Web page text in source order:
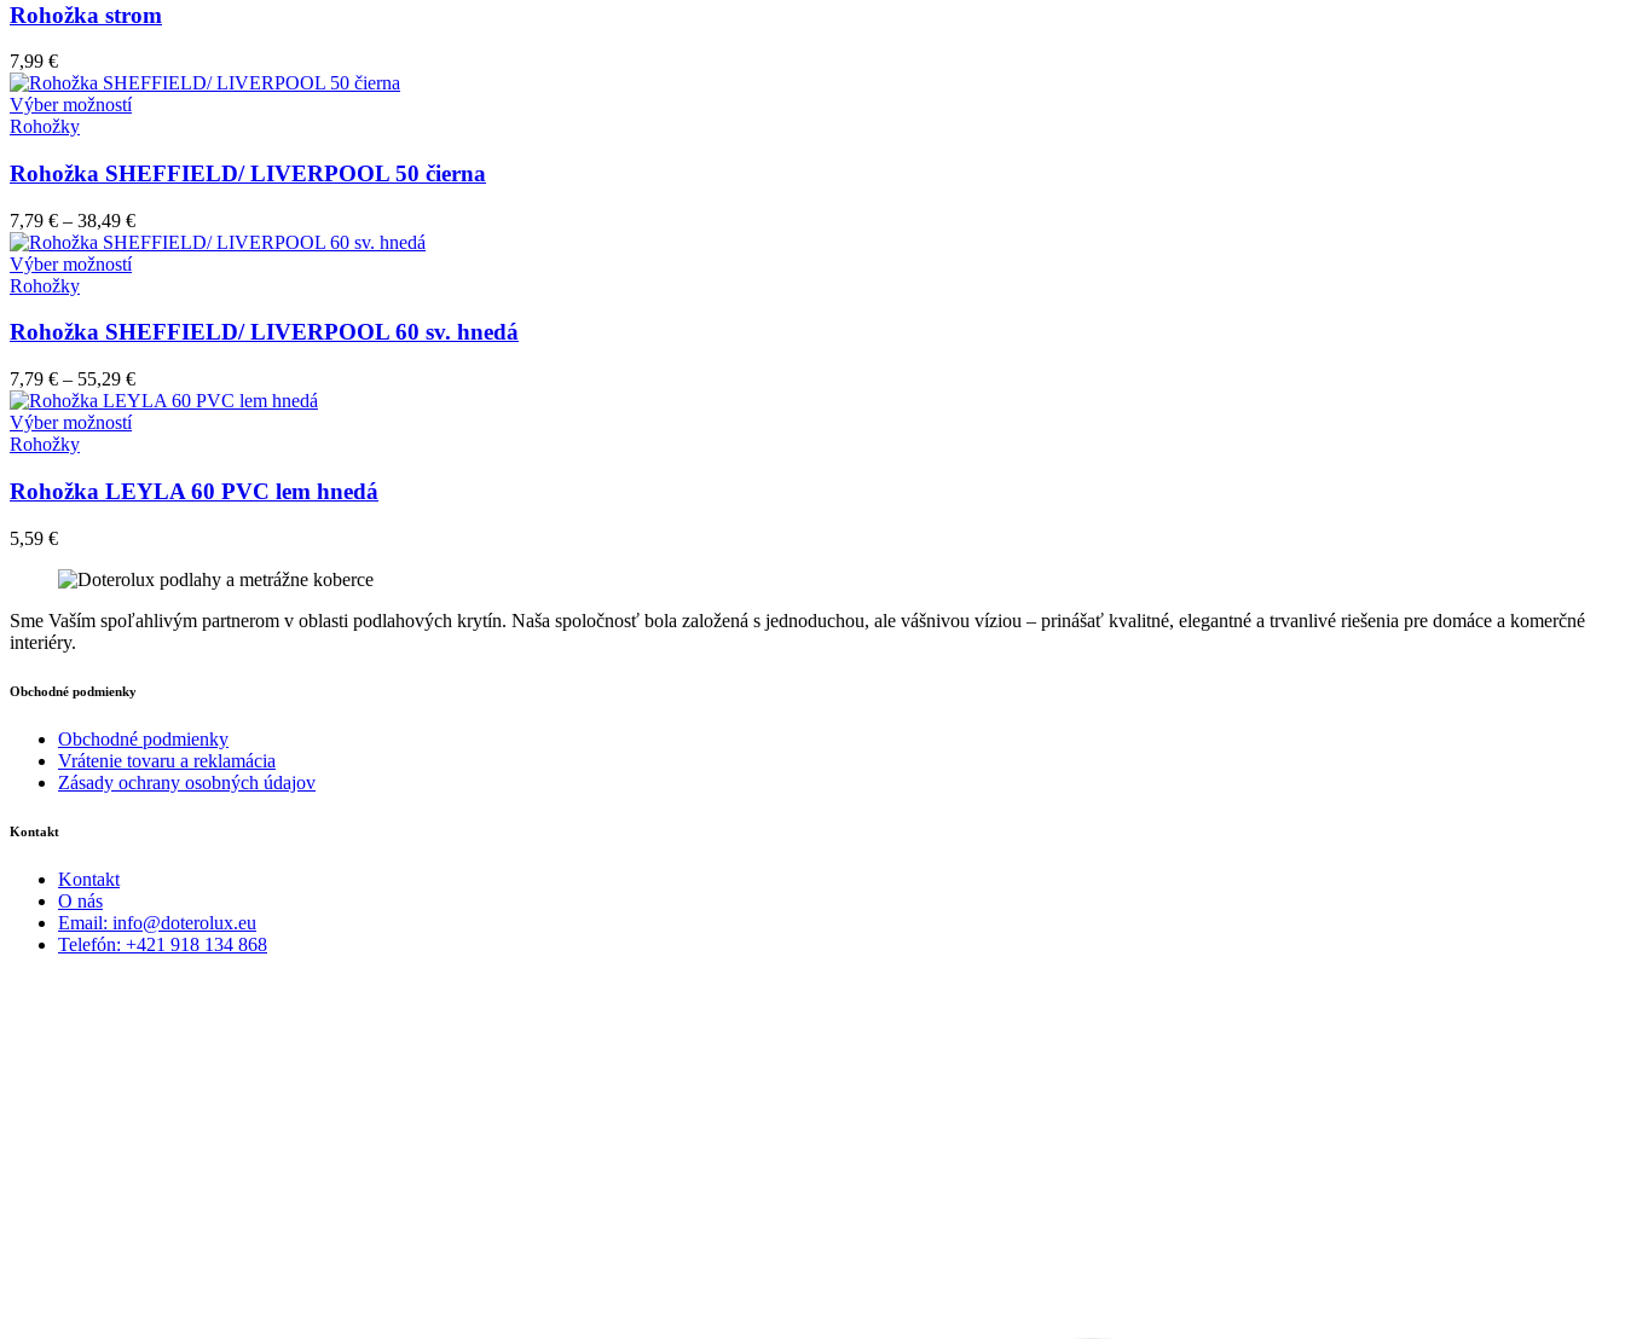
Rohožka strom
7,99 €
Výber možnostíTento
viacero
variantov.
Možnosti
si
môžete
vybrať
stránke
produktu.
Rohožky
Rohožka SHEFFIELD/ LIVERPOOL 50 čierna
7,79 € – 38,49 €
Výber možnostíTento
viacero
Možnosti
si
môžete
vybrať
stránke
produktu.
Rohožky
Rohožka SHEFFIELD/ LIVERPOOL 60 sv. hnedá
7,79 € – 55,29 €
Výber možnostíTento
viacero
variantov.
môžete
vybrať
na
Rohožky
Rohožka LEYLA 60 PVC lem hnedá
5,59 €
Sme Vaším spoľahlivým partnerom v oblasti podlahových krytín. Naša spoločnosť bola založená s jednoduchou, ale vášnivou víziou – prinášať kvalitné, elegantné a trvanlivé riešenia pre domáce a komerčné
interiéry.
Obchodné podmienky
Obchodné podmienky
Vrátenie tovaru a reklamácia
Zásady ochrany osobných údajov
Kontakt
Kontakt
O nás
Email: info@doterolux.eu
Telefón: +421 918 134 868